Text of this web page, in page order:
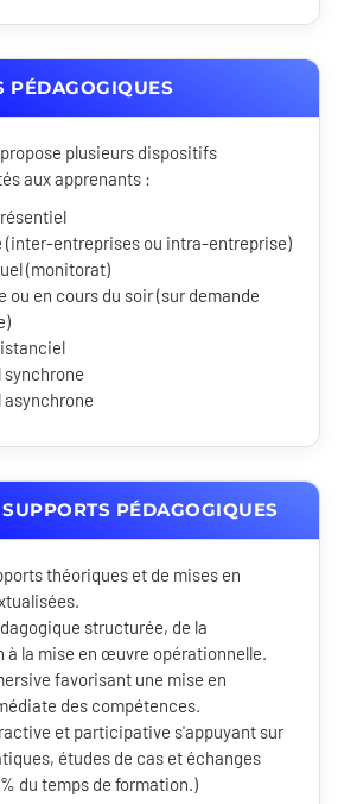
PÉDAGOGIQUES
plusieurs dispositifs
aux apprenants :
(inter-entreprises ou intra-entreprise)
(monitorat)
ou en cours du soir (sur demande
PÉDAGOGIQUES
théoriques et de mises en
structurée, de la
à la mise en œuvre opérationnelle.
favorisant une mise en
des compétences.
et participative s'appuyant sur
études de cas et échanges
du temps de formation.)